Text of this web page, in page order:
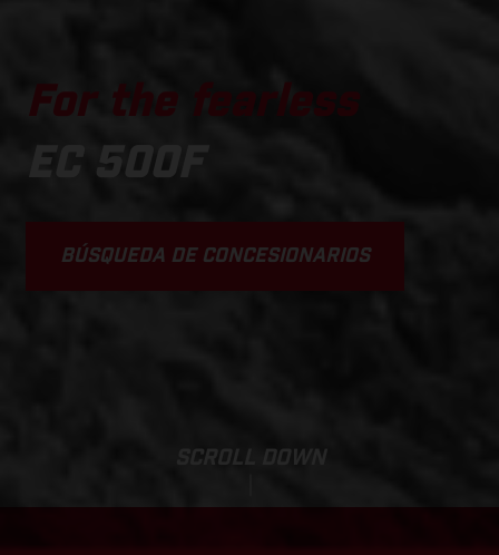
For the fearless
EC 500F
BÚSQUEDA DE CONCESIONARIOS
SCROLL DOWN